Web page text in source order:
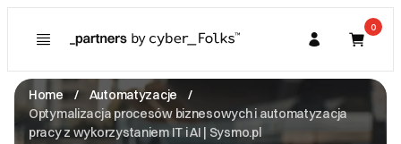
Kupujący
0
Home
Automatyzacje
Optymalizacja procesów biznesowych i automatyzacja
pracy z wykorzystaniem IT i AI | Sysmo.pl
Poznaj
Prawa konsumenta
O Partnerze